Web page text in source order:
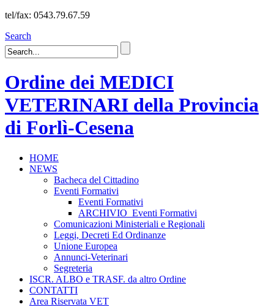
tel/fax: 0543.79.67.59
Search
Ordine dei MEDICI
VETERINARI della Provincia
di Forlì-Cesena
HOME
NEWS
Bacheca del Cittadino
Eventi Formativi
Eventi Formativi
ARCHIVIO_Eventi Formativi
Comunicazioni Ministeriali e Regionali
Leggi, Decreti Ed Ordinanze
Unione Europea
Annunci-Veterinari
Segreteria
ISCR. ALBO e TRASF. da altro Ordine
CONTATTI
Area Riservata VET